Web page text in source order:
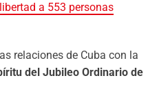
a 553 personas
las relaciones de Cuba con la
del Jubileo Ordinario de